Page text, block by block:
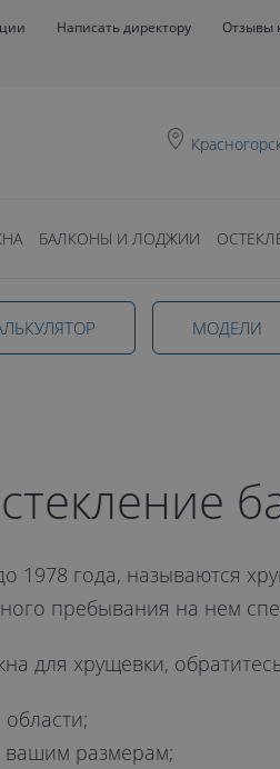
Написать директору Отзывы
БАЛКОНЫ И ЛОДЖИИ
МОДЕЛИ
1978 года, называются
пребывания на нем
для хрущевки,
вашим размерам;